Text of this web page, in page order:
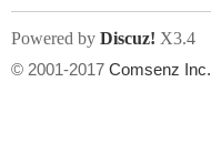
Powered by Discuz! X3.4
© 2001-2017 Comsenz Inc.